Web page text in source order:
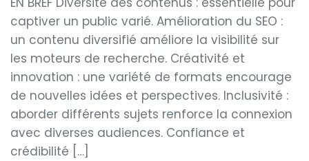
captiver un public varié. Amélioration du SEO :
un contenu diversifié améliore la visibilité sur
les moteurs de recherche. Créativité et
innovation : une variété de formats encourage
de nouvelles idées et perspectives. Inclusivité :
aborder différents sujets renforce la connexion
avec diverses audiences. Confiance et
crédibilité […]